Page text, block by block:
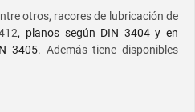
otros, racores de lubricación de
, planos según DIN 3404 y en
3405. Además tiene disponibles